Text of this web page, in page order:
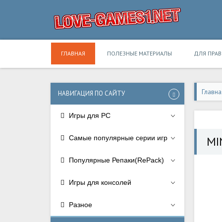
ГЛАВНАЯ ПОЛЕЗНЫЕ МАТЕРИАЛЫ ДЛЯ
НАВИГАЦИЯ ПО САЙТУ
Игры для PC
Самые популярные серии игр
Популярные Репаки(RePack)
Игры для консолей
Разное